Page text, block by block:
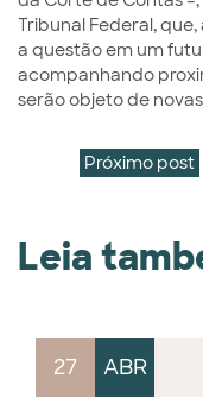
Tribunal Federal,
a questão em um
acompanhando
serão objeto de
Próximo post
Leia
27 ABR